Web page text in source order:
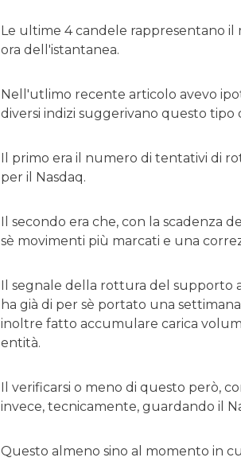
Le ultime 4 candele rappresentano
ora dell'istantanea.
Nell'utlimo recente articolo avevo
diversi indizi suggerivano questo tipo
Il primo era il numero di tentativi di
per il Nasdaq.
Il secondo era che, con la scadenza
sè movimenti più marcati e una
Il segnale della rottura del supporto
ha già di per sè portato una
inoltre fatto accumulare carica
entità.
Il verificarsi o meno di questo però,
invece, tecnicamente, guardando il
Questo almeno sino al momento in